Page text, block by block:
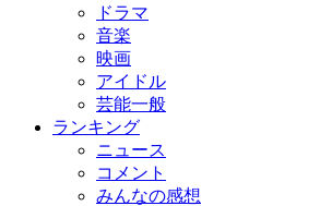
ドラマ
音楽
映画
アイドル
芸能一般
ランキング
ニュース
コメント
みんなの感想